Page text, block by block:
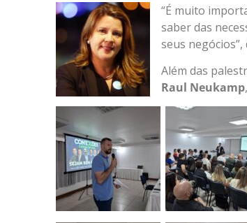
“É muito
saber das
seus
Além das
Raul Neukamp